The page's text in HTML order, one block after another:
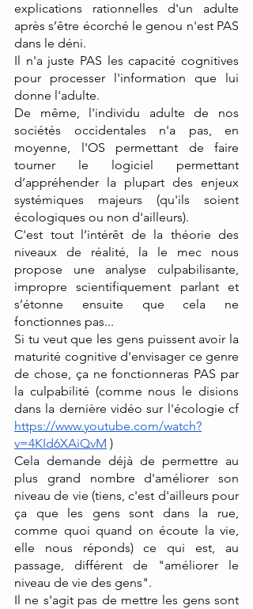
explications rationnelles d'un adulte
après s’être écorché le genou n'est PAS
dans le déni.
Il n'a juste PAS les capacité cognitives
pour processer l'information que lui
donne l'adulte.
De même, l'individu adulte de nos
sociétés occidentales n'a pas, en
moyenne, l'OS permettant de faire
tourner le logiciel permettant
d’appréhender la plupart des enjeux
systémiques majeurs (qu'ils soient
écologiques ou non d'ailleurs).
C'est tout l’intérêt de la théorie des
niveaux de réalité, la le mec nous
propose une analyse culpabilisante,
impropre scientifiquement parlant et
s’étonne ensuite que cela ne
fonctionnes pas...
Si tu veut que les gens puissent avoir la
maturité cognitive d'envisager ce genre
de chose, ça ne fonctionneras PAS par
la culpabilité (comme nous le disions
dans la dernière vidéo sur l'écologie cf
https://www.youtube.com/watch?
v=4KId6XAiQvM )
Cela demande déjà de permettre au
plus grand nombre d'améliorer son
niveau de vie (tiens, c'est d'ailleurs pour
ça que les gens sont dans la rue,
comme quoi quand on écoute la vie,
elle nous réponds) ce qui est, au
passage, différent de "améliorer le
niveau de vie des gens".
Il ne s'agit pas de mettre les gens sont